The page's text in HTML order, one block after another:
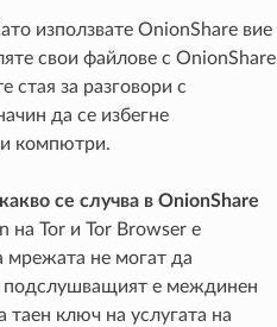
използвате OnionShare вие
свои файлове с OnionShare
стая за разговори с
да се избегне
компютри.
се случва в OnionShare
на Tor и Tor Browser е
мрежата не могат да
подслушващият е междинен
ключ на услугата на